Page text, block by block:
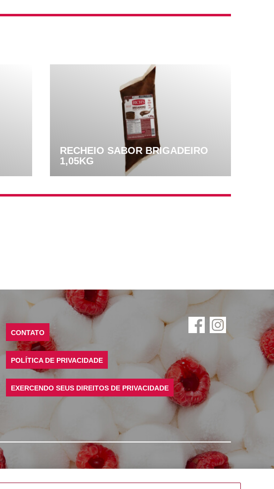
RECHEIO SABOR BRIGADEIRO
1,05KG
CONTATO
POLÍTICA DE PRIVACIDADE
EXERCENDO SEUS DIREITOS DE PRIVACIDADE
Todos os direitos reservados.